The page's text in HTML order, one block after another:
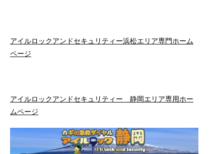
アイルロックアンドセキュリティー浜松エリア専門ホーム
ページ
アイルロックアンドセキュリティー 静岡エリア専用ホー
ムページ